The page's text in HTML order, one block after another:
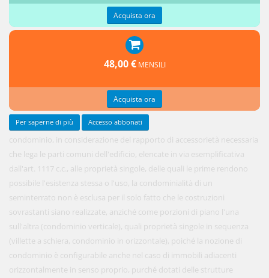
condominio, in considerazione del rapporto di accessorietà necessaria
che lega le parti comuni dell'edificio, elencate in via esemplificativa
dall'art. 1117 c.c., alle proprietà singole, delle quali le prime rendono
possibile l'esistenza stessa o l'uso, la condominialità di un
seminterrato non è esclusa per il solo fatto che le costruzioni
sovrastanti siano realizzate, anziché come porzioni di piano l'una
sull'altra (condominio verticale), quali proprietà singole in sequenza
(villette a schiera, condominio in orizzontale), poiché la nozione di
condominio è configurabile anche nel caso di immobili adiacenti
orizzontalmente in senso proprio, purché dotati delle strutture
Acquista ora
48,00 € MENSILI
Acquista ora
Per saperne di più Accesso abbonati